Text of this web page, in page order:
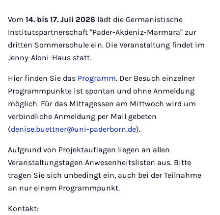
Vom 14. bis 17. Juli 2026 lädt die Germanistische
Institutspartnerschaft "Pader-Akdeniz-Marmara" zur
dritten Sommerschule ein. Die Veranstaltung findet im
Jenny-Aloni-Haus statt.
Hier finden Sie das Programm. Der Besuch einzelner
Programmpunkte ist spontan und ohne Anmeldung
möglich. Für das Mittagessen am Mittwoch wird um
verbindliche Anmeldung per Mail gebeten
(denise.buettner@uni-paderborn.de).
Aufgrund von Projektauflagen liegen an allen
Veranstaltungstagen Anwesenheitslisten aus. Bitte
tragen Sie sich unbedingt ein, auch bei der Teilnahme
an nur einem Programmpunkt.
Kontakt: